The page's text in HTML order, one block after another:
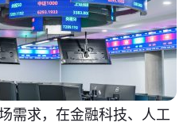
需求，在金融科技、人工